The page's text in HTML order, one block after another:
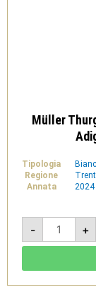
Müller
Tipologia
Regione
Annata
2024
-
Müller
Thurgau
Valle
Isarco
Alto
+